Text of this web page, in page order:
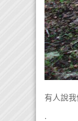
有人說
.